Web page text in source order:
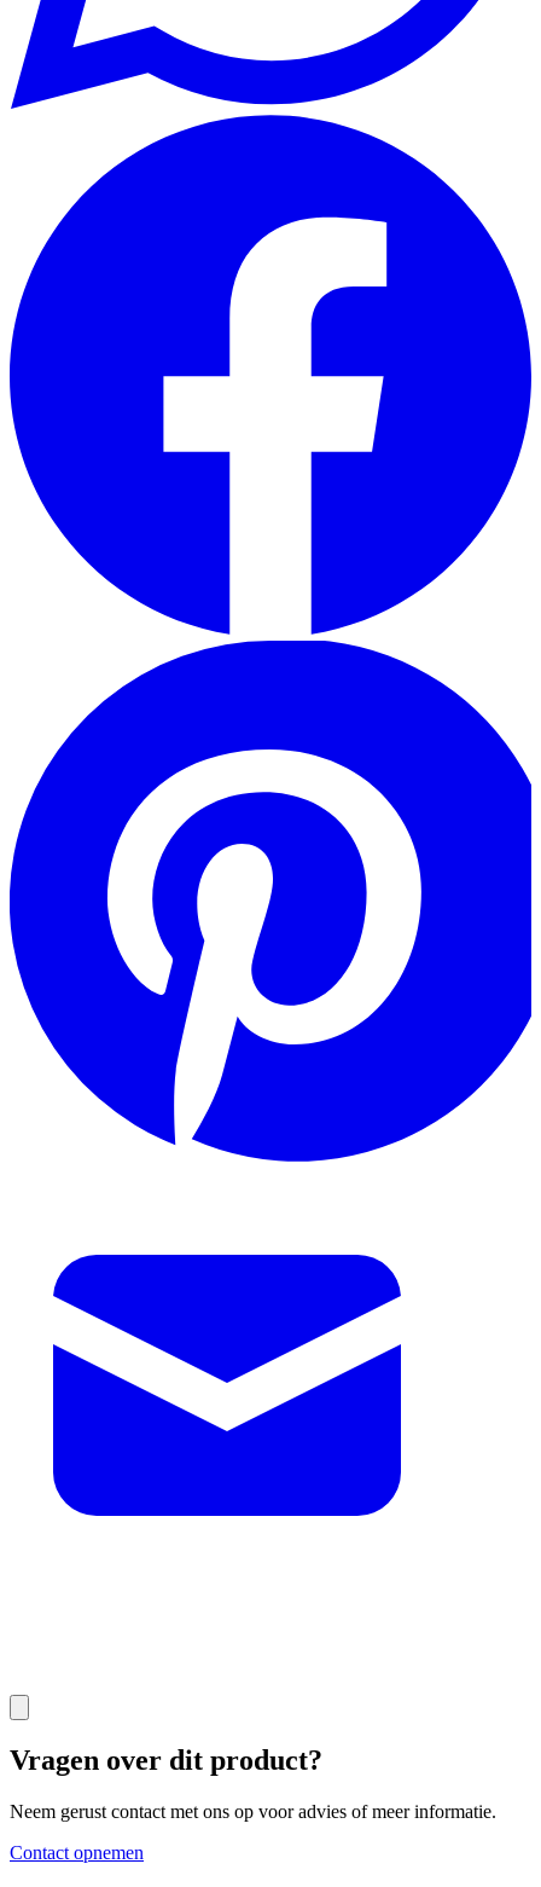
Vragen over dit product?
Neem gerust contact met ons op voor advies of meer informatie.
Contact opnemen